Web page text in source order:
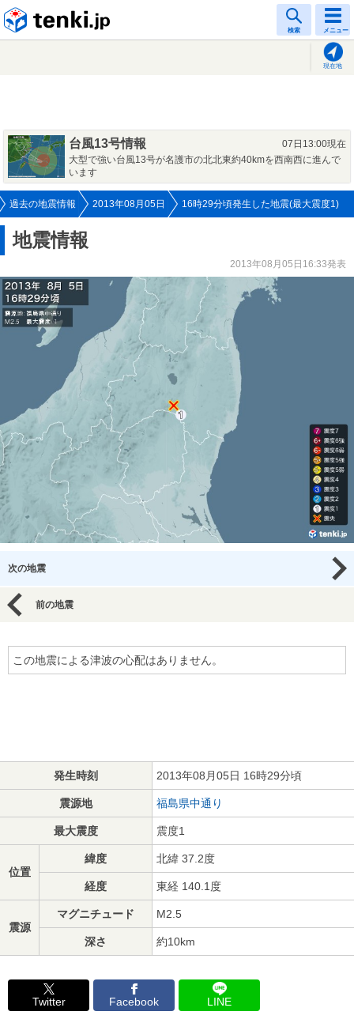
検索 メニュー
現在地
台風13号情報
07日13:00現在
大型で強い台風13号が名護市の北北東約40kmを西南西に進んで
います
過去の地震情報 2013年08月05日 16時29分頃発生した地震(最大震度1)
地震情報
2013年08月05日16:33発表
次の地震
前の地震
この地震による津波の心配はありません。
発生時刻 2013年08月05日 16時29分頃
震源地 福島県中通り
最大震度 震度1
位置
緯度 北緯 37.2度
経度 東経 140.1度
震源
マグニチュード M2.5
深さ 約10km
Twitter Facebook LINE